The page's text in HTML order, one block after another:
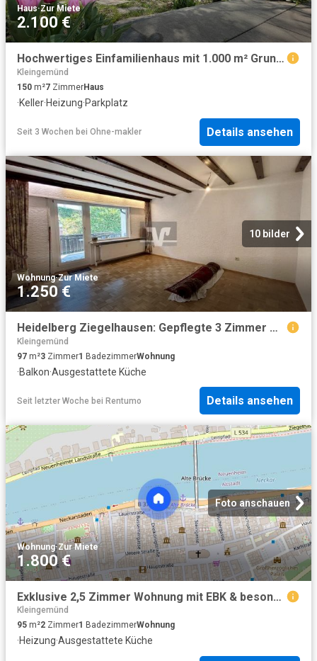
Haus·Zur Miete
2.100 €
Hochwertiges Einfamilienhaus mit 1.000 m² Grundstück und Homeoffice nahe Heidelberg
Kleingemünd
150 m²7 ZimmerHaus
·Keller·Heizung·Parkplatz
Seit 3 Wochen bei Ohne-makler Details ansehen
10 bilder
Wohnung·Zur Miete
1.250 €
Heidelberg Ziegelhausen: Gepflegte 3 Zimmer Wohnung mit neuer Einbauküche!
Kleingemünd
97 m²3 Zimmer1 BadezimmerWohnung
·Balkon·Ausgestattete Küche
Seit letzter Woche bei Rentumo Details ansehen
Foto anschauen
Wohnung·Zur Miete
1.800 €
Exklusive 2,5 Zimmer Wohnung mit EBK & besonderem Loft Charme in Heidelberger Altstadtlage
Kleingemünd
95 m²2 Zimmer1 BadezimmerWohnung
·Heizung·Ausgestattete Küche